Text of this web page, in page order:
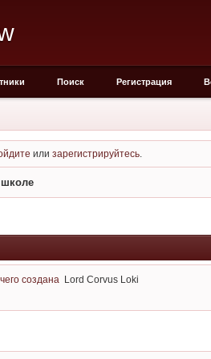
Поиск Регистрация
илизарегистрируйтесь
создана Lord Corvus Loki